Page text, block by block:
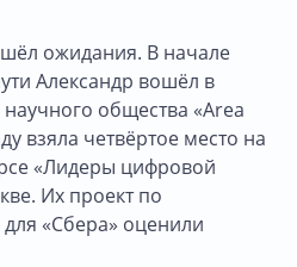
ожидания. В начале
Александр вошёл в
общества «Area
взяла четвёртое место на
«Лидеры цифровой
Их проект по
«Сбера» оценили